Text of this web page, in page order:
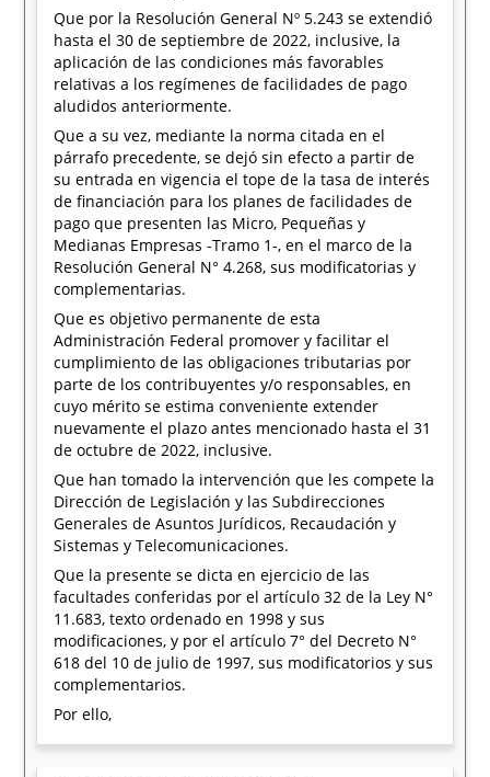
Que por la Resolución General Nº 5.243 se extendió
hasta el 30 de septiembre de 2022, inclusive, la
aplicación de las condiciones más favorables
relativas a los regímenes de facilidades de pago
aludidos anteriormente.
Que a su vez, mediante la norma citada en el
párrafo precedente, se dejó sin efecto a partir de
su entrada en vigencia el tope de la tasa de interés
de financiación para los planes de facilidades de
pago que presenten las Micro, Pequeñas y
Medianas Empresas -Tramo 1-, en el marco de la
Resolución General N° 4.268, sus modificatorias y
complementarias.
Que es objetivo permanente de esta
Administración Federal promover y facilitar el
cumplimiento de las obligaciones tributarias por
parte de los contribuyentes y/o responsables, en
cuyo mérito se estima conveniente extender
nuevamente el plazo antes mencionado hasta el 31
de octubre de 2022, inclusive.
Que han tomado la intervención que les compete la
Dirección de Legislación y las Subdirecciones
Generales de Asuntos Jurídicos, Recaudación y
Sistemas y Telecomunicaciones.
Que la presente se dicta en ejercicio de las
facultades conferidas por el artículo 32 de la Ley N°
11.683, texto ordenado en 1998 y sus
modificaciones, y por el artículo 7° del Decreto N°
618 del 10 de julio de 1997, sus modificatorios y sus
complementarios.
Por ello,